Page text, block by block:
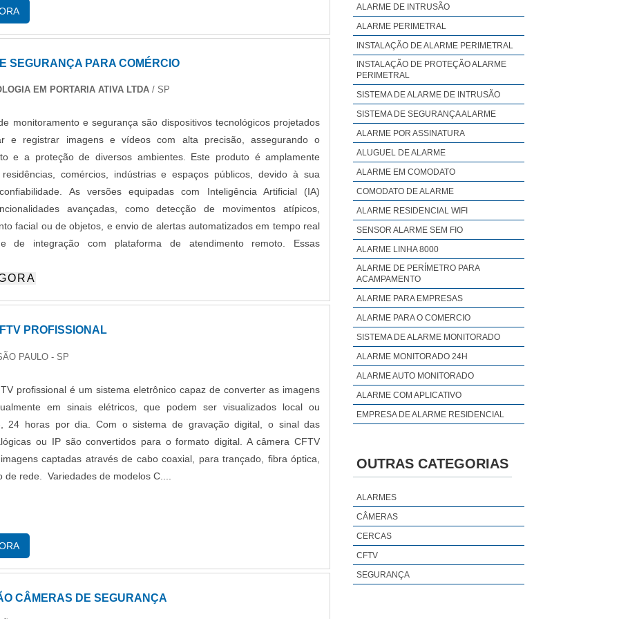
sempre deve-se buscar uma empresa que tenha produtos e
ótima qualidade e excelente custo-benefício, detalhes que passam
demonstrar conhecimento e autoridade em sua área de atuação. Por
na área de atuação; Profissionais intensamente qualificados; Técnicos e
atividades; Tecnologia de ponta; Equipamentos de última geração. A
NO SEGMENTOApenas na Protelt existe variedade e qualidade
for sistema de segurança empresarial. A empresa oferece opções
e fibra óptica.Isso se deve ao fato de ser comprometida com os
padrões alcançados por conter escritório de alta qualidade onde
as atividades e catálogo amplo de produtos e serviços para atender as
necessidades. Tudo isso, somado a uma equipe com especialistas na
e profissionais intensamente qualificados, garante o sucesso de
SEGURANÇA PARA COMÉRCIO
EM PORTARIA ATIVA LTDA/ SP
monitoramento e segurança são dispositivos tecnológicos projetados
e registrar imagens e vídeos com alta precisão, assegurando o
e a proteção de diversos ambientes. Este produto é amplamente
comércios, indústrias e espaços públicos, devido à sua
As versões equipadas com Inteligência Artificial (IA)
avançadas, como detecção de movimentos atípicos,
facial ou de objetos, e envio de alertas automatizados em tempo real
de integração com plataforma de atendimento remoto. Essas
mais eficiente, atendendo aos mais altos padrões de segurança e
PROFISSIONAL
PAULO - SP
profissional é um sistema eletrônico capaz de converter as imagens
em sinais elétricos, que podem ser visualizados local ou
24 horas por dia. Com o sistema de gravação digital, o sinal das
ou IP são convertidos para o formato digital. A câmera CFTV
captadas através de cabo coaxial, para trançado, fibra óptica,
de rede. Variedades de modelos C....
CÂMERAS DE SEGURANÇA
ALARME DE INTRUSÃO
ALARME PERIMETRAL
INSTALAÇÃO DE ALARME PERIMETRAL
INSTALAÇÃO DE PROTEÇÃO ALARME
PERIMETRAL
SISTEMA DE ALARME DE INTRUSÃO
SISTEMA DE SEGURANÇA ALARME
ALARME POR ASSINATURA
ALUGUEL DE ALARME
ALARME EM COMODATO
COMODATO DE ALARME
ALARME RESIDENCIAL WIFI
SENSOR ALARME SEM FIO
ALARME LINHA 8000
ALARME DE PERÍMETRO PARA
ACAMPAMENTO
ALARME PARA EMPRESAS
ALARME PARA O COMERCIO
SISTEMA DE ALARME MONITORADO
ALARME MONITORADO 24H
ALARME AUTO MONITORADO
ALARME COM APLICATIVO
EMPRESA DE ALARME RESIDENCIAL
OUTRAS CATEGORIAS
ALARMES
CÂMERAS
CERCAS
CFTV
SEGURANÇA